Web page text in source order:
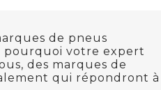
de pneus
pourquoi votre expert
des marques de
qui répondront à